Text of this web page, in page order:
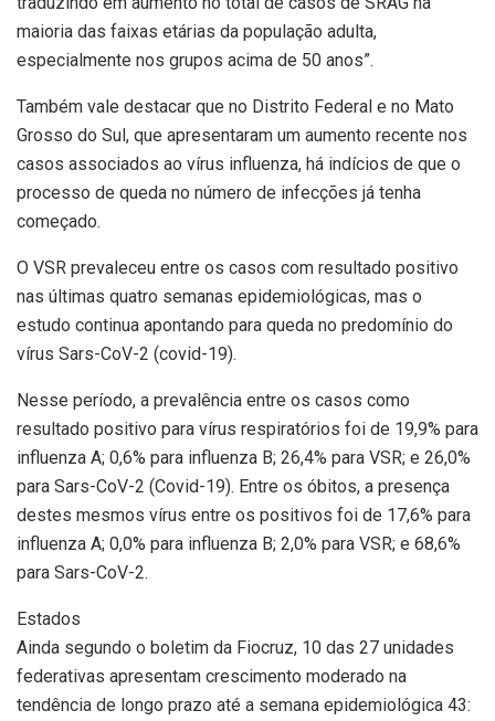
maioria das faixas etárias da população adulta,
especialmente nos grupos acima de 50 anos”.
Também vale destacar que no Distrito Federal e no Mato
Grosso do Sul, que apresentaram um aumento recente nos
casos associados ao vírus influenza, há indícios de que o
processo de queda no número de infecções já tenha
começado.
O VSR prevaleceu entre os casos com resultado positivo
nas últimas quatro semanas epidemiológicas, mas o
estudo continua apontando para queda no predomínio do
vírus Sars-CoV-2 (covid-19).
Nesse período, a prevalência entre os casos como
resultado positivo para vírus respiratórios foi de 19,9% para
influenza A; 0,6% para influenza B; 26,4% para VSR; e 26,0%
para Sars-CoV-2 (Covid-19). Entre os óbitos, a presença
destes mesmos vírus entre os positivos foi de 17,6% para
influenza A; 0,0% para influenza B; 2,0% para VSR; e 68,6%
para Sars-CoV-2.
Estados
Ainda segundo o boletim da Fiocruz, 10 das 27 unidades
federativas apresentam crescimento moderado na
tendência de longo prazo até a semana epidemiológica 43: